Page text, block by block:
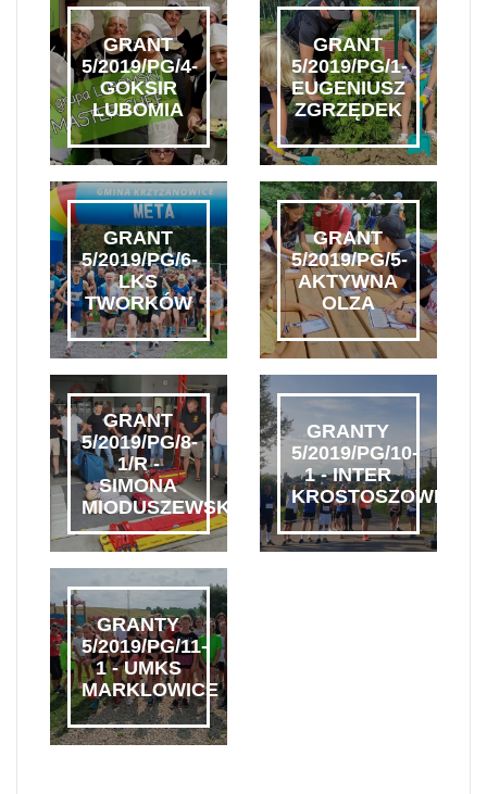
GRANT
5/2019/PG/4-
GOKSIR
LUBOMIA
GRANT
5/2019/PG/1-
EUGENIUSZ
ZGRZĘDEK
GRANT
5/2019/PG/6-
LKS
TWORKÓW
GRANT
5/2019/PG/5-
AKTYWNA
OLZA
GRANT
5/2019/PG/8-
1/R -
SIMONA
MIODUSZEWSKA
GRANTY
5/2019/PG/10-
1 - INTER
KROSTOSZOWICE
GRANTY
5/2019/PG/11-
1 - UMKS
MARKLOWICE